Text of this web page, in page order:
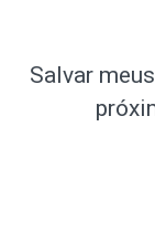
Salvar